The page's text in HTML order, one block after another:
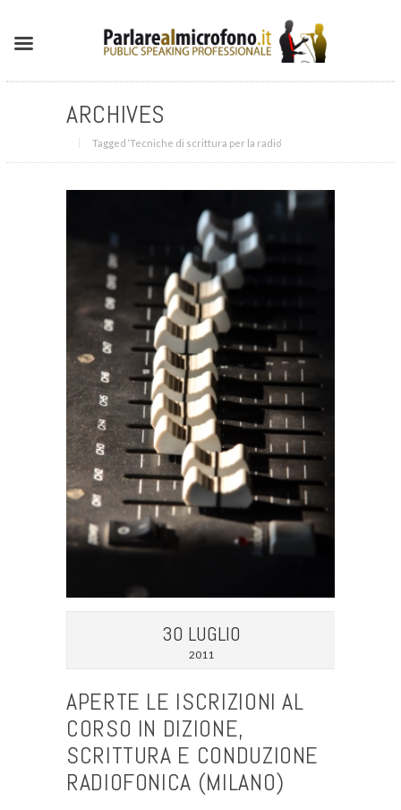
ARCHIVES
Tagged ‘Tecniche di scrittura per la radio‘
30 LUGLIO
2011
APERTE LE ISCRIZIONI AL
CORSO IN DIZIONE,
SCRITTURA E CONDUZIONE
RADIOFONICA (MILANO)